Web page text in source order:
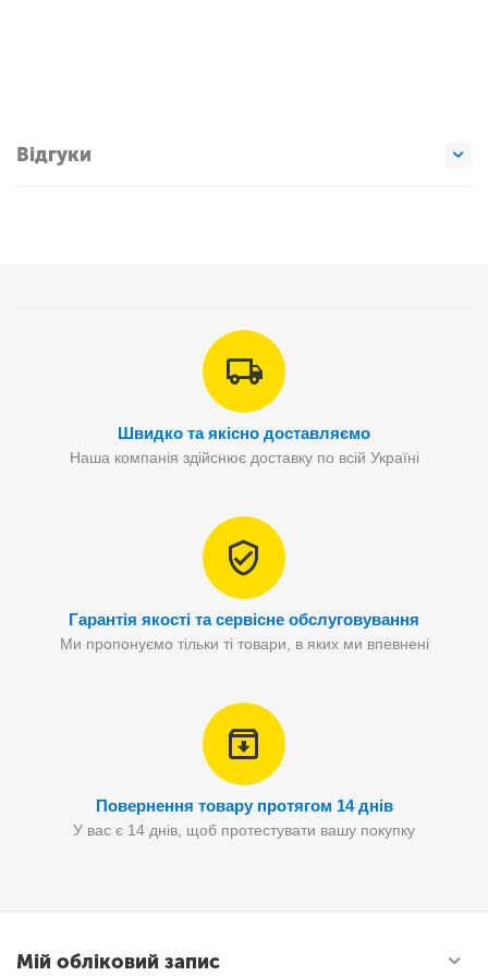
Відгуки
Швидко та якісно доставляємо
Наша компанія здійснює доставку по всій Україні
Гарантія якості та сервісне обслуговування
Ми пропонуємо тільки ті товари, в яких ми впевнені
Повернення товару протягом 14 днів
У вас є 14 днів, щоб протестувати вашу покупку
Мій обліковий запис